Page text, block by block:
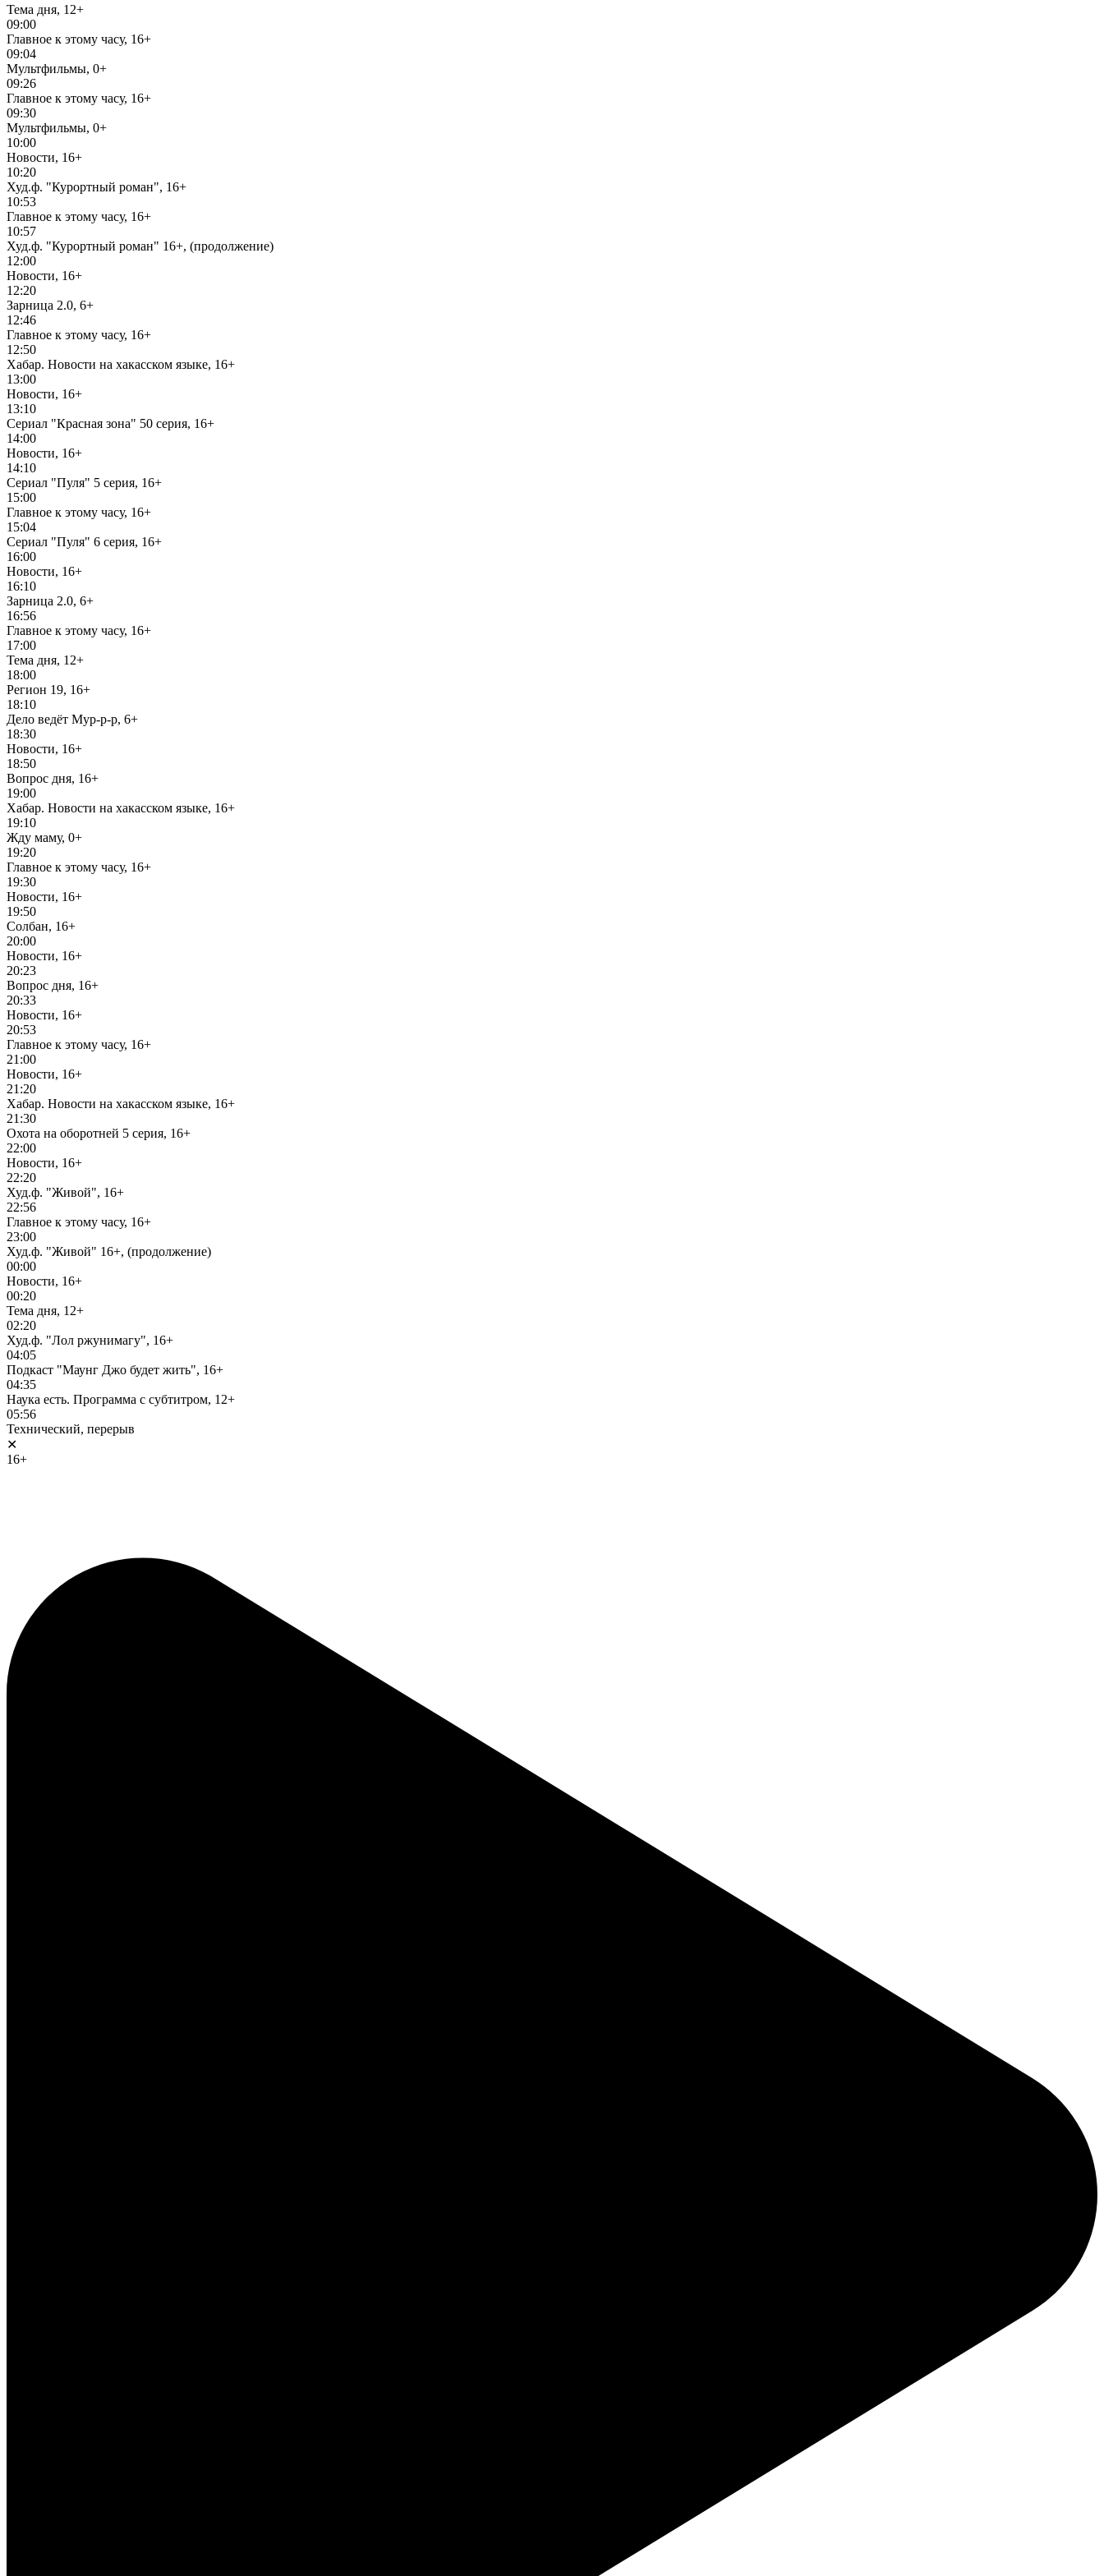
Тема дня, 12+
09:00
Главное к этому часу, 16+
09:04
Мультфильмы, 0+
09:26
Главное к этому часу, 16+
09:30
Мультфильмы, 0+
10:00
Новости, 16+
10:20
Худ.ф. "Курортный роман", 16+
10:53
Главное к этому часу, 16+
10:57
Худ.ф. "Курортный роман" 16+, (продолжение)
12:00
Новости, 16+
12:20
Зарница 2.0, 6+
12:46
Главное к этому часу, 16+
12:50
Хабар. Новости на хакасском языке, 16+
13:00
Новости, 16+
13:10
Сериал "Красная зона" 50 серия, 16+
14:00
Новости, 16+
14:10
Сериал "Пуля" 5 серия, 16+
15:00
Главное к этому часу, 16+
15:04
Сериал "Пуля" 6 серия, 16+
16:00
Новости, 16+
16:10
Зарница 2.0, 6+
16:56
Главное к этому часу, 16+
17:00
Тема дня, 12+
18:00
Регион 19, 16+
18:10
Дело ведёт Мур-р-р, 6+
18:30
Новости, 16+
18:50
Вопрос дня, 16+
19:00
Хабар. Новости на хакасском языке, 16+
19:10
Жду маму, 0+
19:20
Главное к этому часу, 16+
19:30
Новости, 16+
19:50
Солбан, 16+
20:00
Новости, 16+
20:23
Вопрос дня, 16+
20:33
Новости, 16+
20:53
Главное к этому часу, 16+
21:00
Новости, 16+
21:20
Хабар. Новости на хакасском языке, 16+
21:30
Охота на оборотней 5 серия, 16+
22:00
Новости, 16+
22:20
Худ.ф. "Живой", 16+
22:56
Главное к этому часу, 16+
23:00
Худ.ф. "Живой" 16+, (продолжение)
00:00
Новости, 16+
00:20
Тема дня, 12+
02:20
Худ.ф. "Лол ржунимагу", 16+
04:05
Подкаст "Маунг Джо будет жить", 16+
04:35
Наука есть. Программа с субтитром, 12+
05:56
Технический, перерыв
✕
16+